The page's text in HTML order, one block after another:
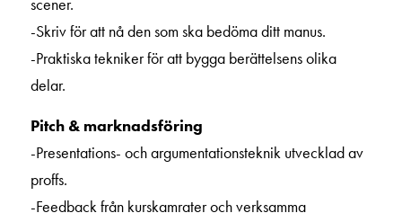
scener.
-Skriv för att nå den som ska bedöma ditt manus.
-Praktiska tekniker för att bygga berättelsens olika
delar.
Pitch & marknadsföring
-Presentations- och argumentationsteknik utvecklad av
proffs.
-Feedback från kurskamrater och verksamma